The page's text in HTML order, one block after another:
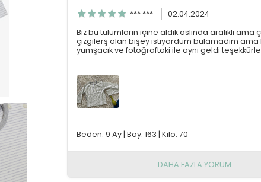
*** ***
02.04.2024
Biz bu tulumların içine aldık aslında aralıklı ama
çizgilerş olan bişey istiyordum bulamadım ama
yumşacık ve fotoğraftaki ile aynı geldi
Beden: 9 Ay | Boy: 163 | Kilo: 70
DAHA FAZLA YORUM